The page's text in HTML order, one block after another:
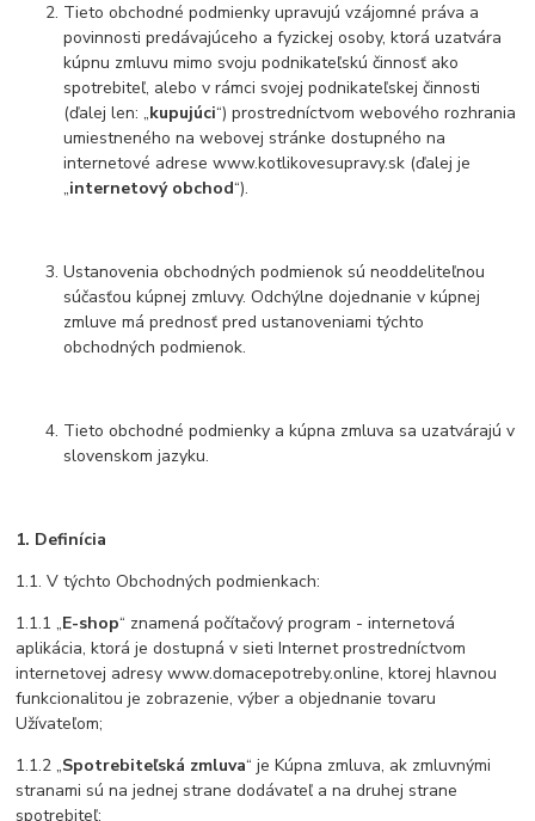
Tieto obchodné podmienky upravujú vzájomné práva a
povinnosti predávajúceho a fyzickej osoby, ktorá uzatvára
kúpnu zmluvu mimo svoju podnikateľskú činnosť ako
spotrebiteľ, alebo v rámci svojej podnikateľskej činnosti
(ďalej len: „kupujúci“) prostredníctvom webového rozhrania
umiestneného na webovej stránke dostupného na
internetové adrese www.kotlikovesupravy.sk (ďalej je
„internetový obchod“).
Ustanovenia obchodných podmienok sú neoddeliteľnou
súčasťou kúpnej zmluvy. Odchýlne dojednanie v kúpnej
zmluve má prednosť pred ustanoveniami týchto
obchodných podmienok.
Tieto obchodné podmienky a kúpna zmluva sa uzatvárajú v
slovenskom jazyku.
1. Definícia
1.1. V týchto Obchodných podmienkach:
1.1.1 „E-shop“ znamená počítačový program - internetová
aplikácia, ktorá je dostupná v sieti Internet prostredníctvom
internetovej adresy www.domacepotreby.online, ktorej hlavnou
funkcionalitou je zobrazenie, výber a objednanie tovaru
Užívateľom;
1.1.2 „Spotrebiteľská zmluva“ je Kúpna zmluva, ak zmluvnými
stranami sú na jednej strane dodávateľ a na druhej strane
spotrebiteľ;